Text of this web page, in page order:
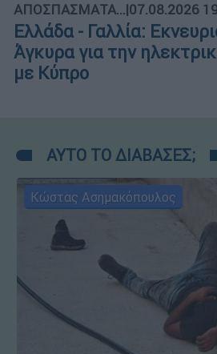
ΑΠΟΣΠΑΣΜΑΤΑ...|07.08.2026
Ελλάδα - Γαλλία:
Άγκυρα για την
με Κύπρο
ΑΥΤΟ ΤΟ ΔΙΑΒΑΣΕΣ;
Κώστας Ασημακόπουλος